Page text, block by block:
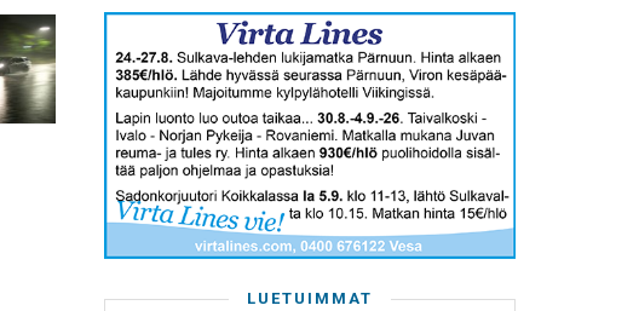
LUETUIMMAT